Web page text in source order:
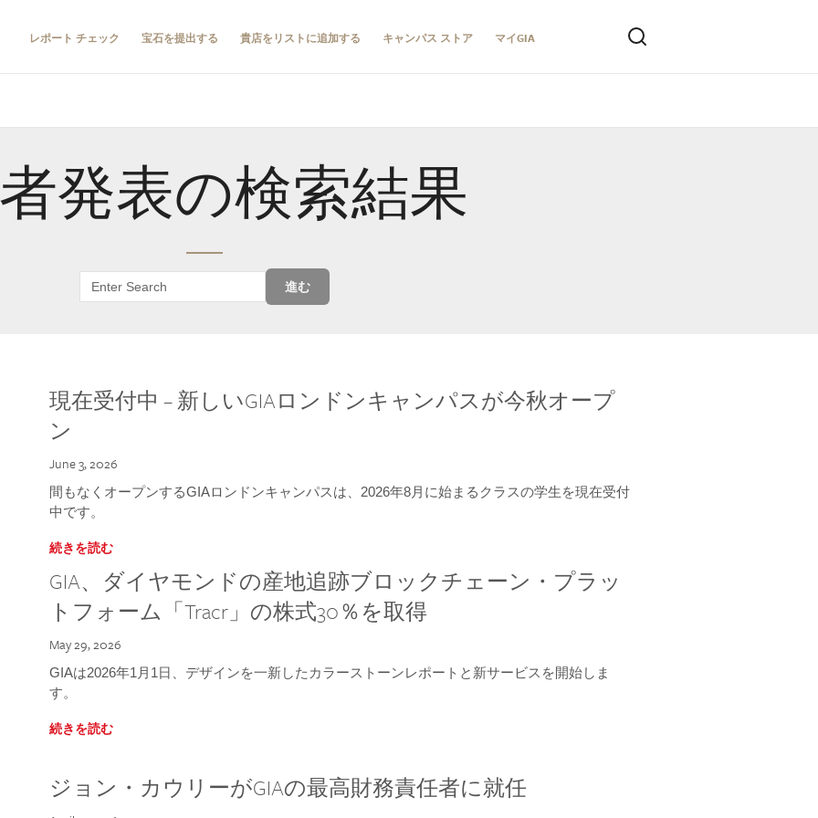
レポート チェック 宝石を提出する 貴店をリストに追加する キャンパス ストア マイGIA
発表の検索結果
進む
現在受付中 – 新しいGIAロンドンキャンパスが今秋オープ
ン
June 3, 2026
間もなくオープンするGIAロンドンキャンパスは、2026年8月に始まるクラスの学生を現在受付
中です。
続きを読む
GIA、ダイヤモンドの産地追跡ブロックチェーン・プラッ
トフォーム「Tracr」の株式30％を取得
May 29, 2026
GIAは2026年1月1日、デザインを一新したカラーストーンレポートと新サービスを開始しま
す。
続きを読む
ジョン・カウリーがGIAの最高財務責任者に就任